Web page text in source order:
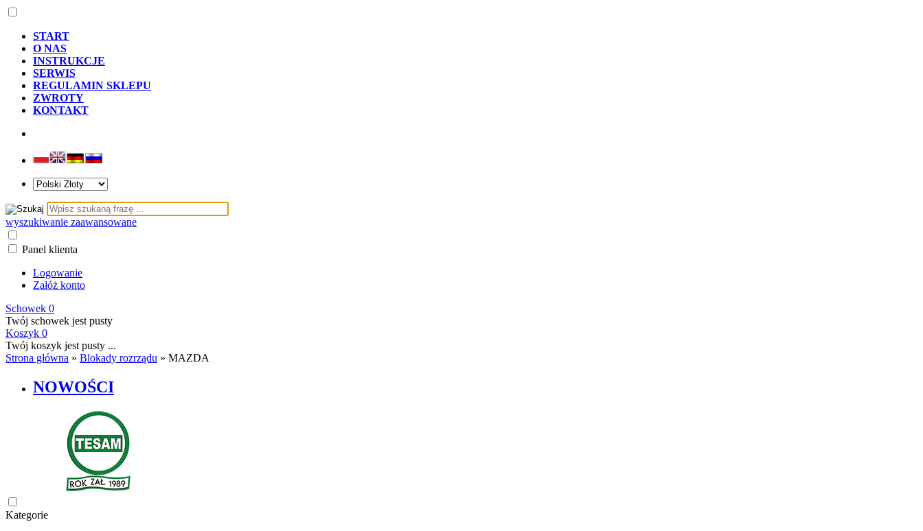
START
O NAS
INSTRUKCJE
SERWIS
REGULAMIN SKLEPU
ZWROTY
KONTAKT
wyszukiwanie zaawansowane
Panel klienta
Logowanie
Załóż konto
Schowek 0
Twój schowek jest pusty
Koszyk 0
Twój koszyk jest pusty ...
Strona główna » Blokady rozrządu » MAZDA
NOWOŚCI
Kategorie